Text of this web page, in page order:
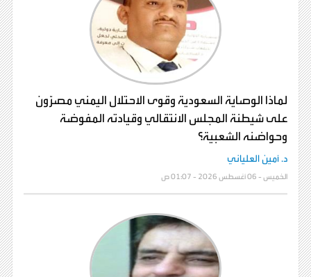
لماذا الوصاية السعودية وقوى الاحتلال اليمني مصرّون
على شيطنة المجلس الانتقالي وقيادته المفوضة
وحواضنه الشعبية؟
د. أمين العلياني
الخميس - 06 أغسطس 2026 - 01:07 ص